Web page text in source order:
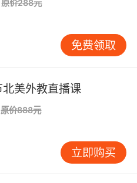
原价288元
免费领取
北美外教直播课
原价888元
立即购买